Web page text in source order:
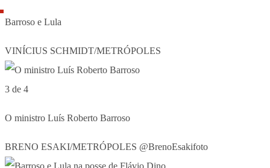
Barroso e Lula
VINÍCIUS SCHMIDT/METRÓPOLES
3 de 4
O ministro Luís Roberto Barroso
BRENO ESAKI/METRÓPOLES @BrenoEsakifoto